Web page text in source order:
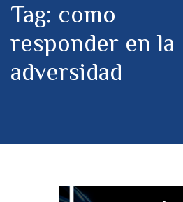
Tag: como
responder en la
adversidad
MPE TV
DONACIONES
PARTICIPA